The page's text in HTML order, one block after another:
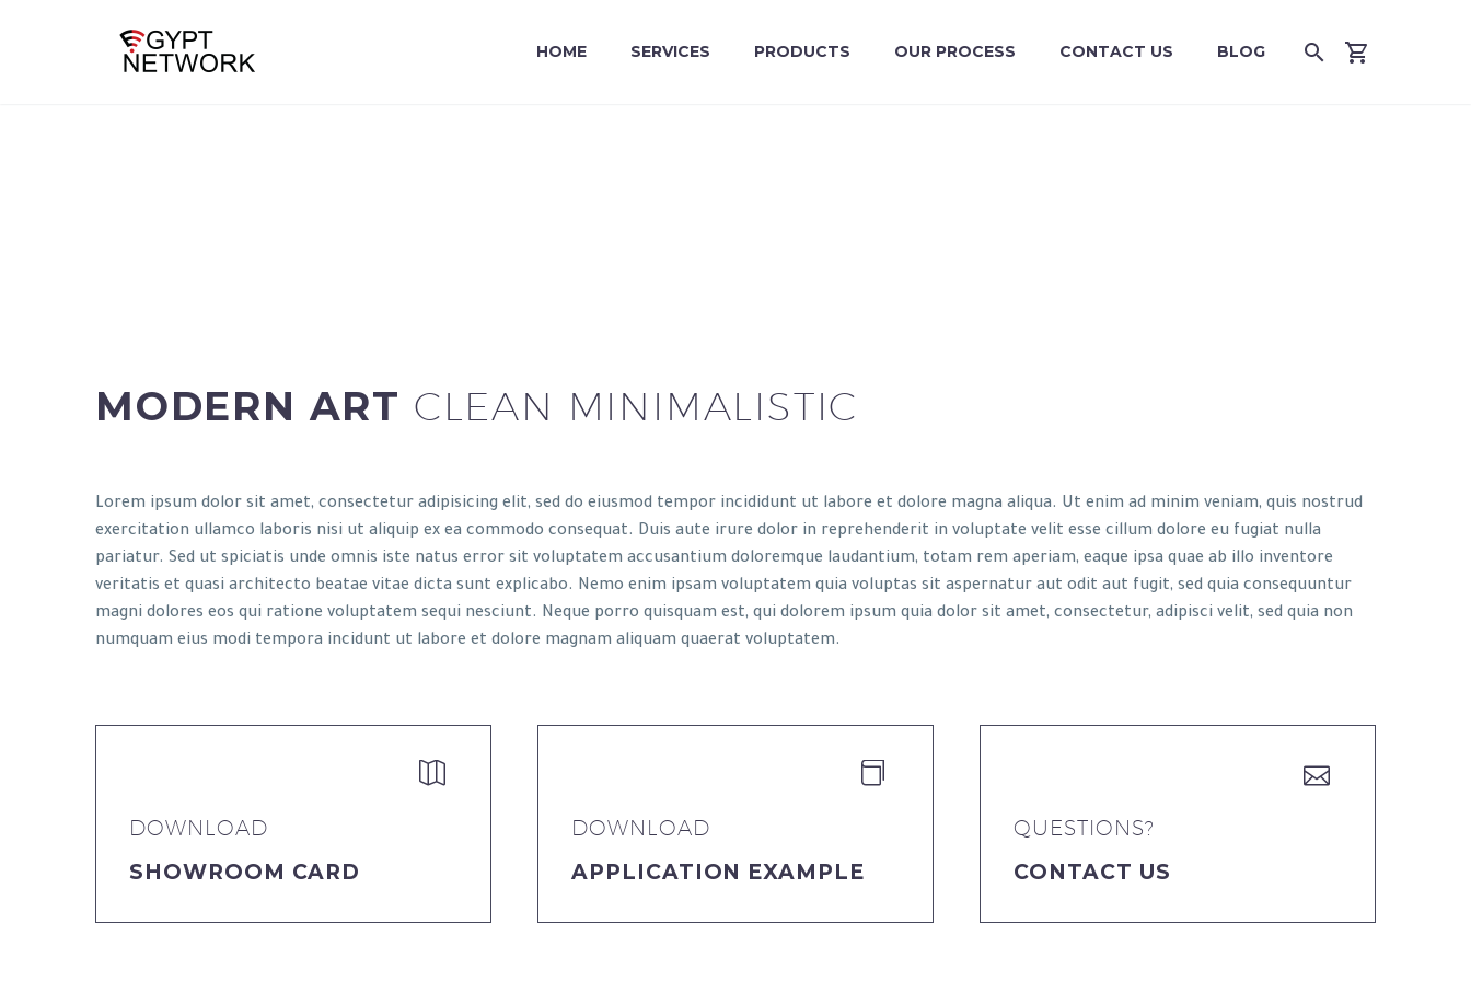
HOME SERVICES PRODUCTS OUR PROCESS CONTACT US BLOG
MODERN ART CLEAN MINIMALISTIC
Lorem ipsum dolor sit amet, consectetur adipisicing elit, sed do eiusmod tempor incididunt ut labore et dolore magna aliqua. Ut enim ad minim veniam, quis nostrud
exercitation ullamco laboris nisi ut aliquip ex ea commodo consequat. Duis aute irure dolor in reprehenderit in voluptate velit esse cillum dolore eu fugiat nulla
pariatur. Sed ut spiciatis unde omnis iste natus error sit voluptatem accusantium doloremque laudantium, totam rem aperiam, eaque ipsa quae ab illo inventore
veritatis et quasi architecto beatae vitae dicta sunt explicabo. Nemo enim ipsam voluptatem quia voluptas sit aspernatur aut odit aut fugit, sed quia consequuntur
magni dolores eos qui ratione voluptatem sequi nesciunt. Neque porro quisquam est, qui dolorem ipsum quia dolor sit amet, consectetur, adipisci velit, sed quia non
numquam eius modi tempora incidunt ut labore et dolore magnam aliquam quaerat voluptatem.


DOWNLOAD
SHOWROOM CARD


DOWNLOAD
APPLICATION EXAMPLE


QUESTIONS?
CONTACT US